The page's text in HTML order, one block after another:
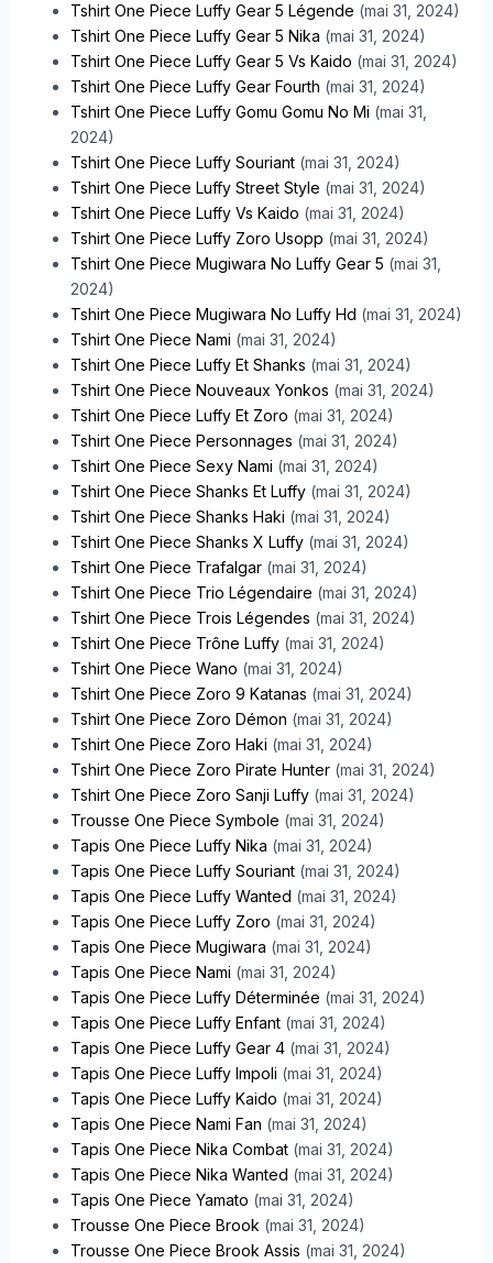
Tshirt One Piece Luffy Gear 5 Légende (mai 31, 2024)
Tshirt One Piece Luffy Gear 5 Nika (mai 31, 2024)
Tshirt One Piece Luffy Gear 5 Vs Kaido (mai 31, 2024)
Tshirt One Piece Luffy Gear Fourth (mai 31, 2024)
Tshirt One Piece Luffy Gomu Gomu No Mi (mai 31,
2024)
Tshirt One Piece Luffy Souriant (mai 31, 2024)
Tshirt One Piece Luffy Street Style (mai 31, 2024)
Tshirt One Piece Luffy Vs Kaido (mai 31, 2024)
Tshirt One Piece Luffy Zoro Usopp (mai 31, 2024)
Tshirt One Piece Mugiwara No Luffy Gear 5 (mai 31,
2024)
Tshirt One Piece Mugiwara No Luffy Hd (mai 31, 2024)
Tshirt One Piece Nami (mai 31, 2024)
Tshirt One Piece Luffy Et Shanks (mai 31, 2024)
Tshirt One Piece Nouveaux Yonkos (mai 31, 2024)
Tshirt One Piece Luffy Et Zoro (mai 31, 2024)
Tshirt One Piece Personnages (mai 31, 2024)
Tshirt One Piece Sexy Nami (mai 31, 2024)
Tshirt One Piece Shanks Et Luffy (mai 31, 2024)
Tshirt One Piece Shanks Haki (mai 31, 2024)
Tshirt One Piece Shanks X Luffy (mai 31, 2024)
Tshirt One Piece Trafalgar (mai 31, 2024)
Tshirt One Piece Trio Légendaire (mai 31, 2024)
Tshirt One Piece Trois Légendes (mai 31, 2024)
Tshirt One Piece Trône Luffy (mai 31, 2024)
Tshirt One Piece Wano (mai 31, 2024)
Tshirt One Piece Zoro 9 Katanas (mai 31, 2024)
Tshirt One Piece Zoro Démon (mai 31, 2024)
Tshirt One Piece Zoro Haki (mai 31, 2024)
Tshirt One Piece Zoro Pirate Hunter (mai 31, 2024)
Tshirt One Piece Zoro Sanji Luffy (mai 31, 2024)
Trousse One Piece Symbole (mai 31, 2024)
Tapis One Piece Luffy Nika (mai 31, 2024)
Tapis One Piece Luffy Souriant (mai 31, 2024)
Tapis One Piece Luffy Wanted (mai 31, 2024)
Tapis One Piece Luffy Zoro (mai 31, 2024)
Tapis One Piece Mugiwara (mai 31, 2024)
Tapis One Piece Nami (mai 31, 2024)
Tapis One Piece Luffy Déterminée (mai 31, 2024)
Tapis One Piece Luffy Enfant (mai 31, 2024)
Tapis One Piece Luffy Gear 4 (mai 31, 2024)
Tapis One Piece Luffy Impoli (mai 31, 2024)
Tapis One Piece Luffy Kaido (mai 31, 2024)
Tapis One Piece Nami Fan (mai 31, 2024)
Tapis One Piece Nika Combat (mai 31, 2024)
Tapis One Piece Nika Wanted (mai 31, 2024)
Tapis One Piece Yamato (mai 31, 2024)
Trousse One Piece Brook (mai 31, 2024)
Trousse One Piece Brook Assis (mai 31, 2024)